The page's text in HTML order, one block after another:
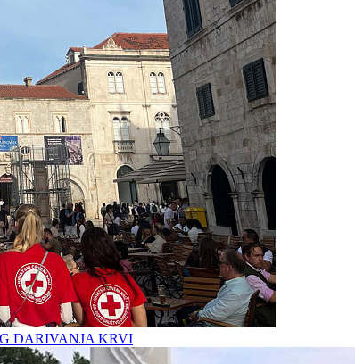
DARIVANJA KRVI